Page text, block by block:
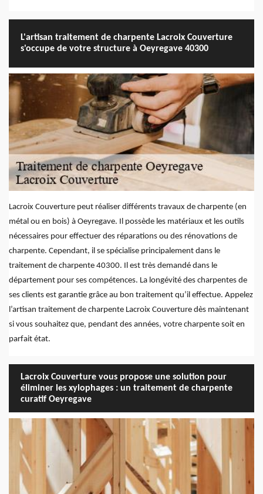
L'artisan traitement de charpente Lacroix Couverture
s'occupe de votre structure à Oeyregave 40300
Lacroix Couverture peut réaliser différents travaux de charpente (en
métal ou en bois) à Oeyregave. Il possède les matériaux et les outils
nécessaires pour effectuer des réparations ou des rénovations de
charpente. Cependant, il se spécialise principalement dans le
traitement de charpente 40300. Il est très demandé dans le
département pour ses compétences. La longévité des charpentes de
ses clients est garantie grâce au bon traitement qu’il effectue. Appelez
l’artisan traitement de charpente Lacroix Couverture dès maintenant
si vous souhaitez que, pendant des années, votre charpente soit en
parfait état.
Lacroix Couverture vous propose une solution pour
éliminer les xylophages : un traitement de charpente
curatif Oeyregave